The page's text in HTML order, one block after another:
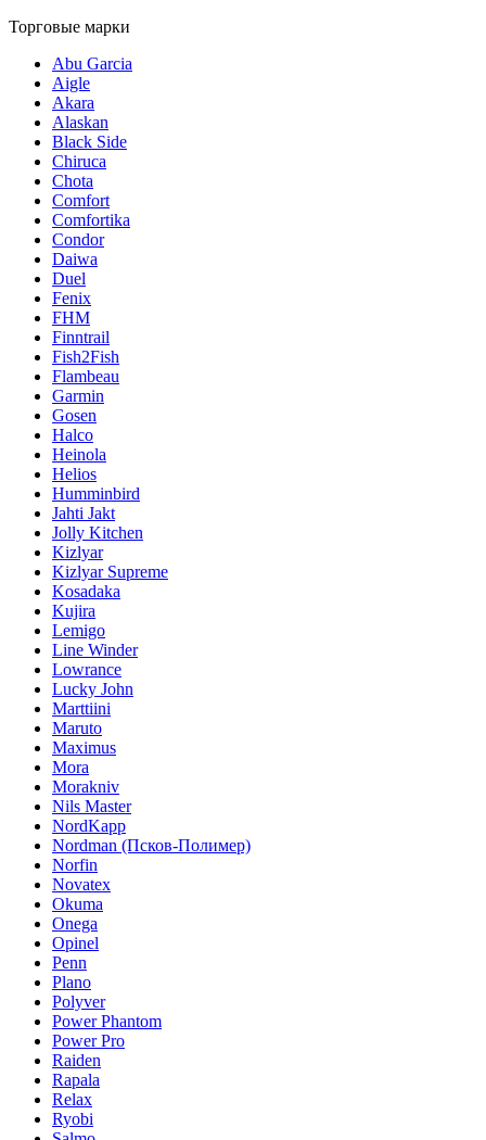
Торговые марки
Abu Garcia
Aigle
Akara
Alaskan
Black Side
Chiruca
Chota
Comfort
Comfortika
Condor
Daiwa
Duel
Fenix
FHM
Finntrail
Fish2Fish
Flambeau
Garmin
Gosen
Halco
Heinola
Helios
Humminbird
Jahti Jakt
Jolly Kitchen
Kizlyar
Kizlyar Supreme
Kosadaka
Kujira
Lemigo
Line Winder
Lowrance
Lucky John
Marttiini
Maruto
Maximus
Mora
Morakniv
Nils Master
NordKapp
Nordman (Псков-Полимер)
Norfin
Novatex
Okuma
Onega
Opinel
Penn
Plano
Polyver
Power Phantom
Power Pro
Raiden
Rapala
Relax
Ryobi